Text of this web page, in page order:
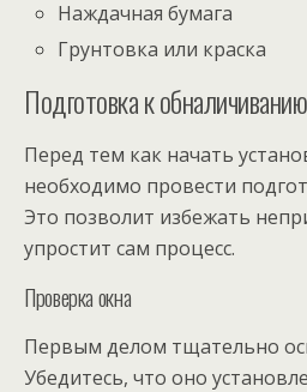
Наждачная бумага
Грунтовка или краска
Подготовка к обналичиванию
Перед тем как начать
необходимо провести
Это позволит избежать
упростит сам процесс.
Проверка окна
Первым делом тщательно
Убедитесь, что оно